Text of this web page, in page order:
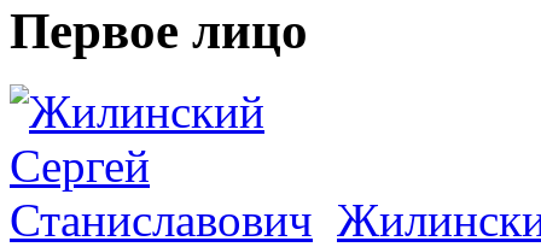
Первое лицо